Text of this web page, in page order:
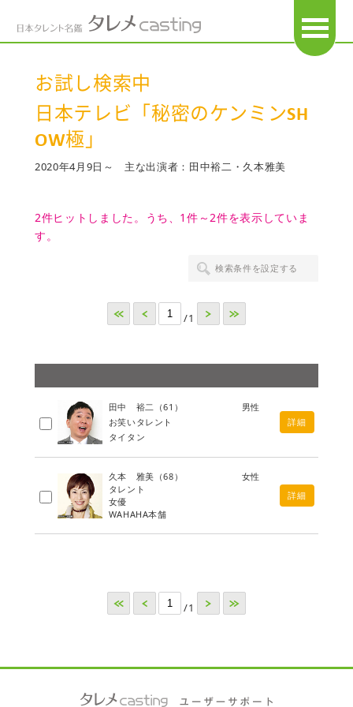
お試し検索中
日本テレビ「秘密のケンミンSH
OW極」
2020年4月9日～ 主な出演者：田中裕二・久本雅美
2件ヒットしました。うち、1件～2件を表示していま
す。
検索条件を設定する
/1
> >>
田中 裕二 （61）
男性
お笑いタレント
タイタン
詳細
久本 雅美 （68）
女性
タレント
女優
WAHAHA本舗
詳細
/1
> >>